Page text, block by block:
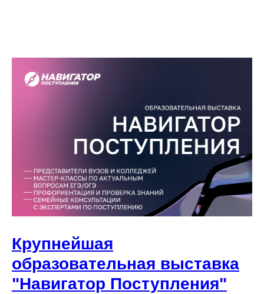
Крупнейшая
образовательная выставка
"Навигатор Поступления"